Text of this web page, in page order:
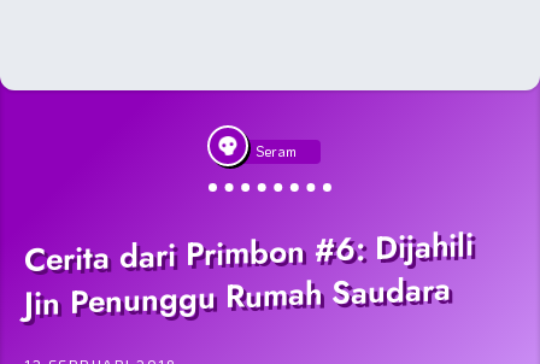
Seram
Cerita dari Primbon #6: Dijahili
Jin Penunggu Rumah Saudara